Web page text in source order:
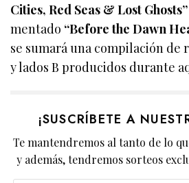
Cities, Red Seas & Lost Ghosts”
mentado “Before the Dawn
se sumará una compilación de
y lados B producidos durante
¡SUSCRÍBETE A
Te mantendremos al tanto de lo
y además, tendremos sorteos